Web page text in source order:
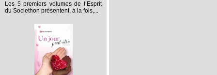
Les 5 premiers volumesde l’Esprit
du Societhon présentent, à la fois,...